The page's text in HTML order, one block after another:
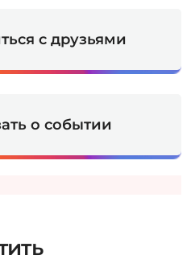
с друзьями
о событии